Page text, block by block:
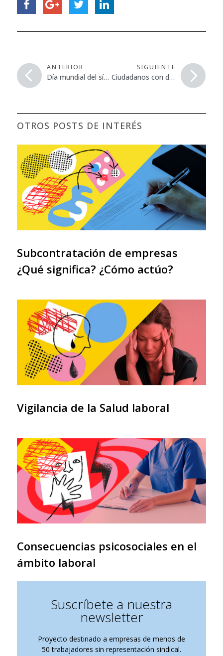
ANTERIOR
Día mundial del síndrome de Down
SIGUIENTE
Ciudadanos con discapacidad intelectual y su derecho al voto
OTROS POSTS DE INTERÉS
Subcontratación de empresas
¿Qué significa? ¿Cómo actúo?
Vigilancia de la Salud laboral
Consecuencias psicosociales en el
ámbito laboral
Suscríbete a nuestra
newsletter
Proyecto destinado a empresas de menos de
50 trabajadores sin representación sindical.